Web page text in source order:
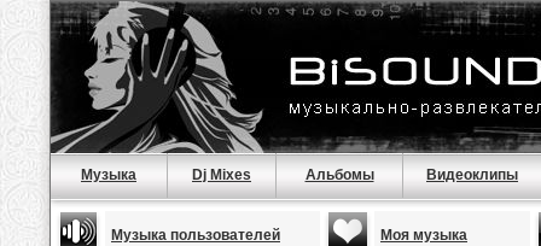
Музыка Dj Mixes Альбомы Видеоклипы
Музыка пользователей Моя музыка